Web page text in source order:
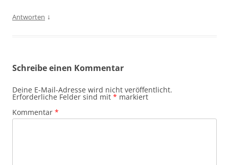
Antworten ↓
Schreibe einen Kommentar
Deine E-Mail-Adresse wird nicht veröffentlicht.
Erforderliche Felder sind mit * markiert
Kommentar *